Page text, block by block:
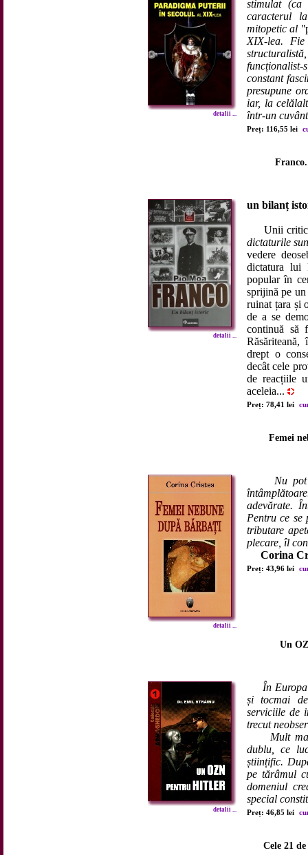
detalii ...
stimulat
caracterul
mitopetic al "
XIX-lea.
constant
presupune
iar, la
într-un
Preț: 116,55 lei
detalii ...
un bilanț
Unii critici
dictaturile
vedere
dictatura lui
popular în
sprijină pe un
ruinat țara și
de a se
continuă să
drept o
decât cele
de reacțiile
aceleia...
Preț: 78,41 lei
Femei
detalii ...
Nu
adevărate.
Pentru ce se
tributare
plecare, îl
Corina
Preț: 43,96 lei
Un
detalii ...
În
și tocmai
serviciile de
trecut
Mult mai
dublu, ce
științific.
pe tărâmul
domeniul
special
Preț: 46,85 lei
Cele 21